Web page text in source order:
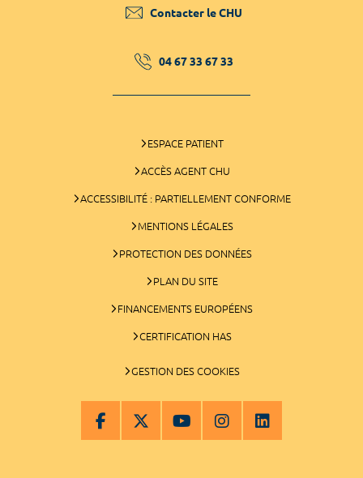
Contacter le CHU
04 67 33 67 33
ESPACE PATIENT
ACCÈS AGENT CHU
ACCESSIBILITÉ : PARTIELLEMENT CONFORME
MENTIONS LÉGALES
PROTECTION DES DONNÉES
PLAN DU SITE
FINANCEMENTS EUROPÉENS
CERTIFICATION HAS
GESTION DES COOKIES